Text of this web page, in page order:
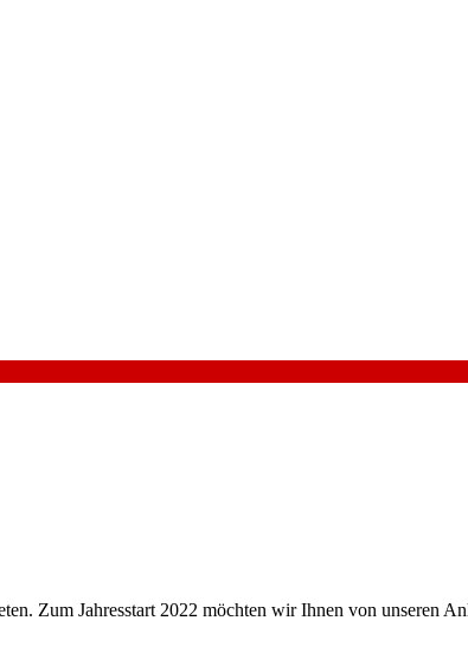
Zum Jahresstart 2022 möchten wir Ihnen von unseren